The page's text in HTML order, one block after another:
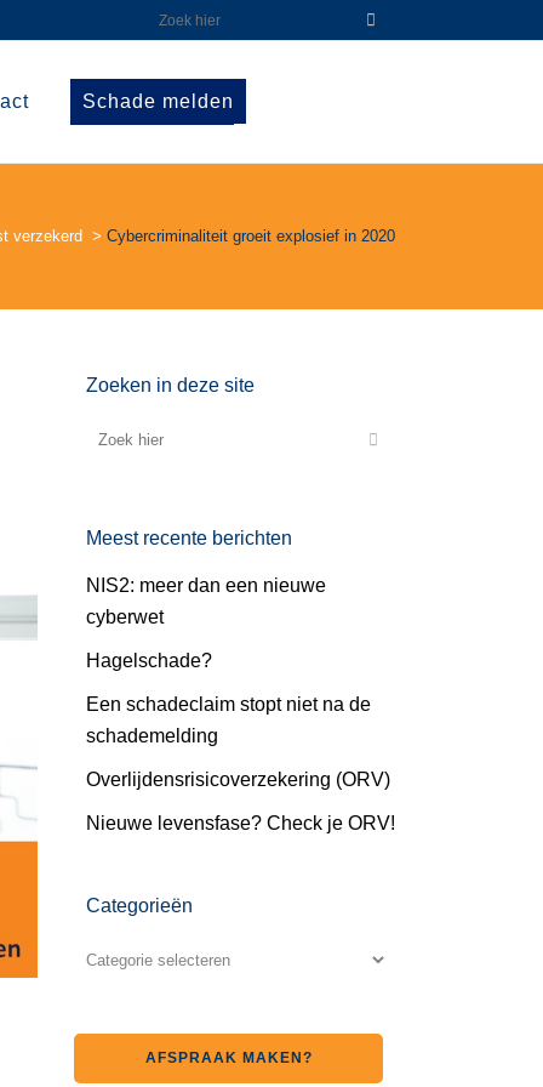
Schade melden
verzekerd > Cybercriminaliteit groeit explosief in 2020
Zoeken in deze site
Meest recente berichten
NIS2: meer dan een nieuwe
cyberwet
Hagelschade?
Een schadeclaim stopt niet na de
schademelding
Overlijdensrisicoverzekering (ORV)
Nieuwe levensfase? Check je ORV!
Categorieën
AFSPRAAK MAKEN?